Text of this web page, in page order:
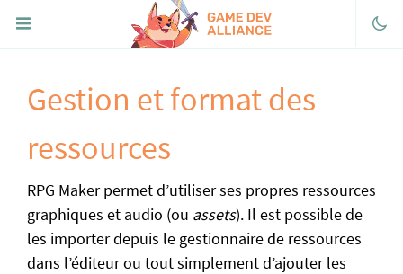
Discord
Twitter
Youtube
itch.io
FaireDesJeux.fr
Gestion et format des
ressources
RPG Maker permet d’utiliser ses propres ressources
graphiques et audio (ou assets). Il est possible de
les importer depuis le gestionnaire de ressources
dans l’éditeur ou tout simplement d’ajouter les